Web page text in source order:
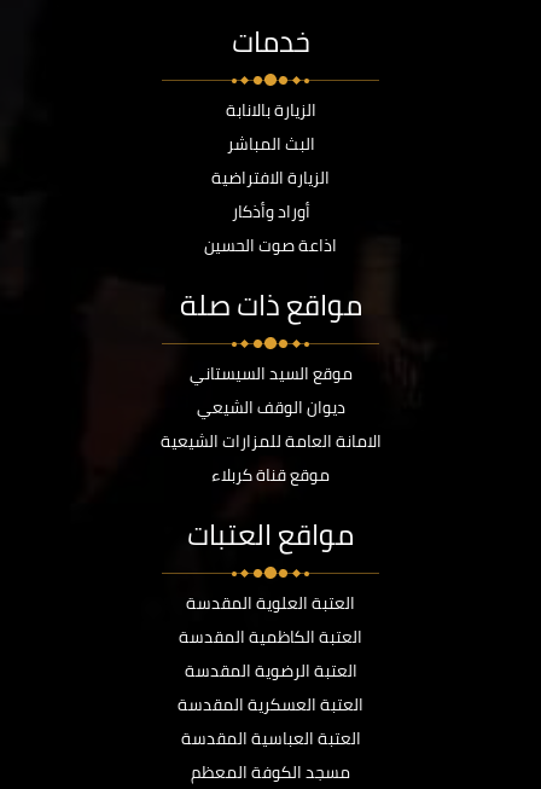
خدمات
الزيارة بالانابة
البث المباشر
الزيارة الافتراضية
أوراد وأذكار
اذاعة صوت الحسين
مواقع ذات صلة
موقع السيد السيستاني
ديوان الوقف الشيعي
الامانة العامة للمزارات الشيعية
موقع قناة كربلاء
مواقع العتبات
العتبة العلوية المقدسة
العتبة الكاظمية المقدسة
العتبة الرضوية المقدسة
العتبة العسكرية المقدسة
العتبة العباسية المقدسة
مسجد الكوفة المعظم